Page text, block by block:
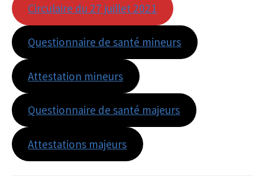
Circulaire du 27 juillet 2021
Questionnaire de santé mineurs
Attestation mineurs
Questionnaire de santé majeurs
Attestations majeurs